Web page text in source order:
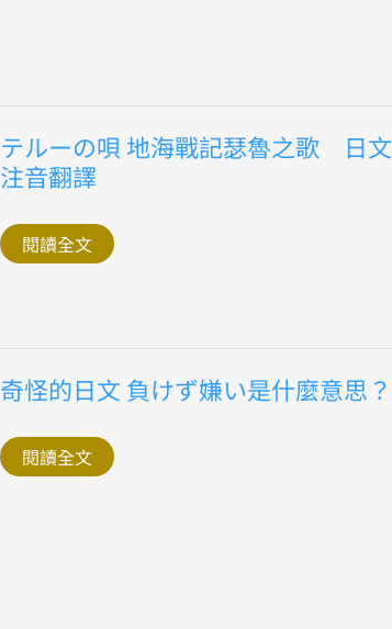
麼
テルーの唄 地海戰記瑟魯之歌 日文
注音翻譯
テ
ル
ー
の
地
海
戰
歌
文
注
翻
譯
閱讀全文
奇怪的日文 負けず嫌い是什麼意思？
奇
怪
日
文
負
閱讀全文